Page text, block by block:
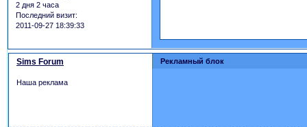
2 дня 2 часа
Последний визит:
2011-09-27 18:39:33
Рекламный блок
Sims Forum
Наша реклама